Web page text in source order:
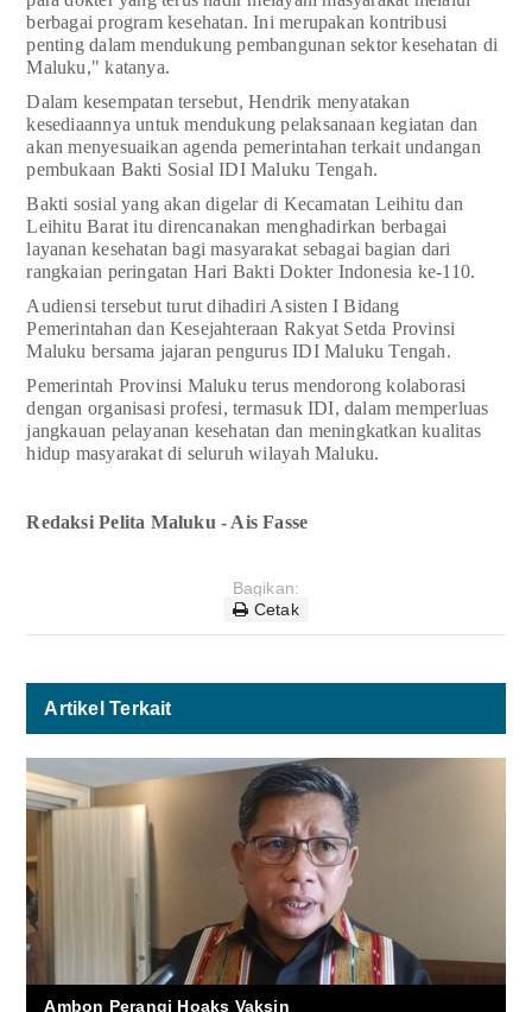
berbagai program kesehatan. Ini merupakan kontribusi
penting dalam mendukung pembangunan sektor kesehatan di
Maluku," katanya.
Dalam kesempatan tersebut, Hendrik menyatakan
kesediaannya untuk mendukung pelaksanaan kegiatan dan
akan menyesuaikan agenda pemerintahan terkait undangan
pembukaan Bakti Sosial IDI Maluku Tengah.
Bakti sosial yang akan digelar di Kecamatan Leihitu dan
Leihitu Barat itu direncanakan menghadirkan berbagai
layanan kesehatan bagi masyarakat sebagai bagian dari
rangkaian peringatan Hari Bakti Dokter Indonesia ke-110.
Audiensi tersebut turut dihadiri Asisten I Bidang
Pemerintahan dan Kesejahteraan Rakyat Setda Provinsi
Maluku bersama jajaran pengurus IDI Maluku Tengah.
Pemerintah Provinsi Maluku terus mendorong kolaborasi
dengan organisasi profesi, termasuk IDI, dalam memperluas
jangkauan pelayanan kesehatan dan meningkatkan kualitas
hidup masyarakat di seluruh wilayah Maluku.
Redaksi Pelita Maluku - Ais Fasse
Bagikan:
Cetak
Artikel Terkait
Ambon Perangi Hoaks Vaksin